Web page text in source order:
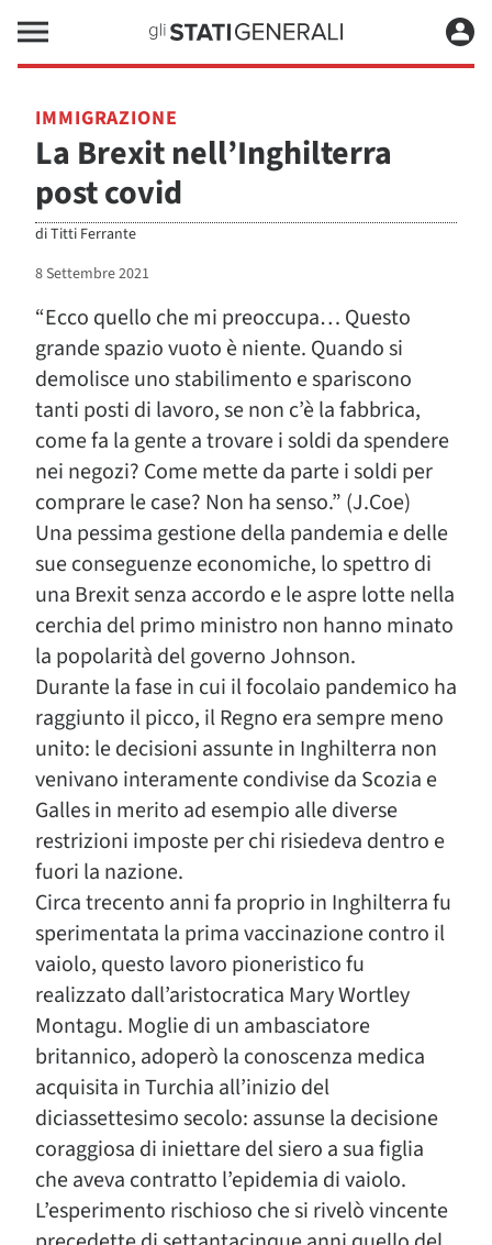
IMMIGRAZIONE
La Brexit nell’Inghilterra
post covid
diTitti Ferrante
8 Settembre 2021
“Ecco quello che mi preoccupa… Questo
grande spazio vuoto è niente. Quando si
demolisce uno stabilimento e spariscono
tanti posti di lavoro, se non c’è la fabbrica,
come fa la gente a trovare i soldi da spendere
nei negozi? Come mette da parte i soldi per
comprare le case? Non ha senso.” (J.Coe)
Una pessima gestione della pandemia e delle
sue conseguenze economiche, lo spettro di
una Brexit senza accordo e le aspre lotte nella
cerchia del primo ministro non hanno minato
la popolarità del governo Johnson.
Durante la fase in cui il focolaio pandemico ha
raggiunto il picco, il Regno era sempre meno
unito: le decisioni assunte in Inghilterra non
venivano interamente condivise da Scozia e
Galles in merito ad esempio alle diverse
restrizioni imposte per chi risiedeva dentro e
fuori la nazione.
Circa trecento anni fa proprio in Inghilterra fu
sperimentata la prima vaccinazione contro il
vaiolo, questo lavoro pioneristico fu
realizzato dall’aristocratica Mary Wortley
Montagu. Moglie di un ambasciatore
britannico, adoperò la conoscenza medica
acquisita in Turchia all’inizio del
diciassettesimo secolo: assunse la decisione
coraggiosa di iniettare del siero a sua figlia
che aveva contratto l’epidemia di vaiolo.
L’esperimento rischioso che si rivelò vincente